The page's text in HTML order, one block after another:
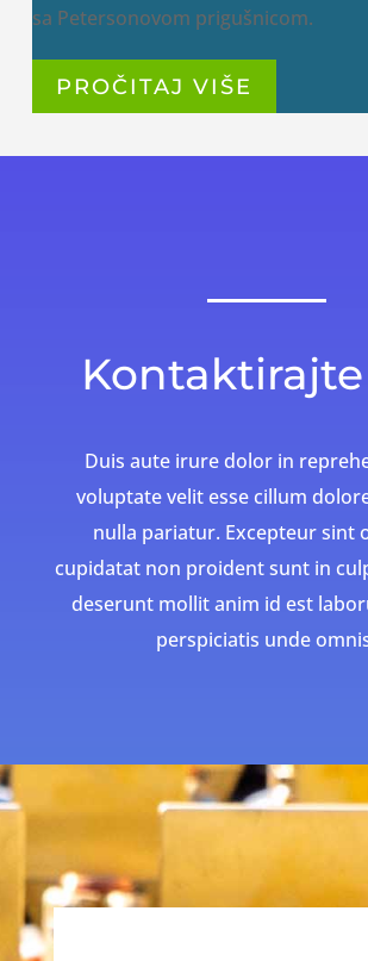
sa Petersonovom prigušnicom.
PROČITAJ VIŠE
Duis aute irure dolor in
voluptate velit esse cillum
nulla pariatur. Excepteur sint
cupidatat non proident sunt in
deserunt mollit anim id est
perspiciatis unde